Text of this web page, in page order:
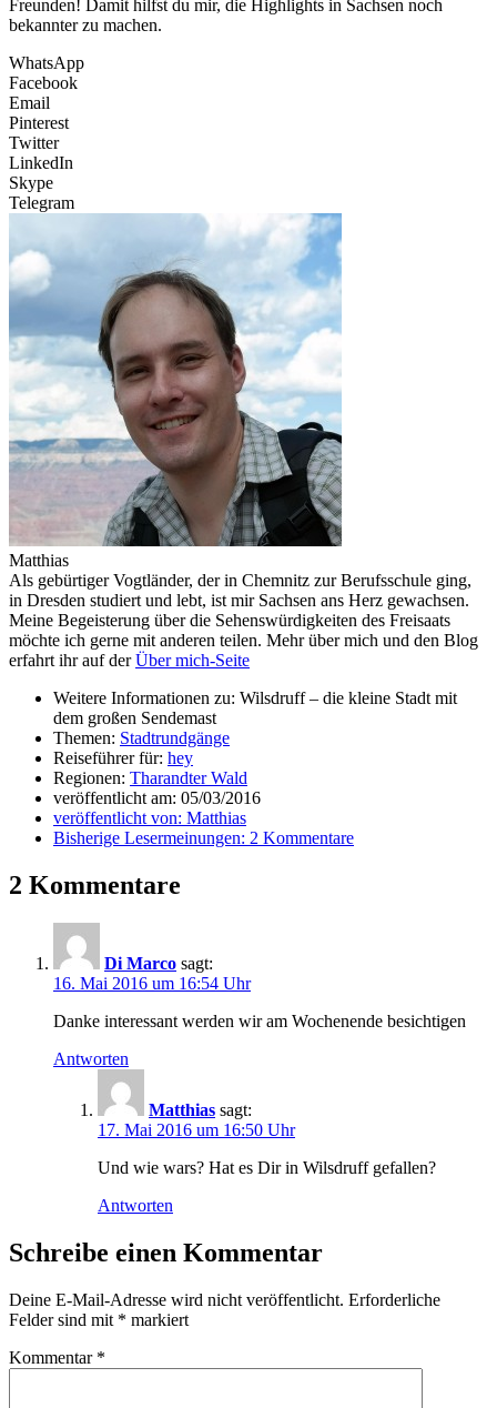
Freunden! Damit hilfst du mir, die Highlights in Sachsen noch
bekannter zu machen.
WhatsApp
Facebook
Email
Pinterest
Twitter
LinkedIn
Skype
Telegram
Matthias
Als gebürtiger Vogtländer, der in Chemnitz zur Berufsschule ging,
in Dresden studiert und lebt, ist mir Sachsen ans Herz gewachsen.
Meine Begeisterung über die Sehenswürdigkeiten des Freisaats
möchte ich gerne mit anderen teilen. Mehr über mich und den Blog
erfahrt ihr auf derÜber mich-Seite
Weitere Informationen zu: Wilsdruff – die kleine Stadt mit
dem großen Sendemast
Themen: Stadtrundgänge
Reiseführer für: hey
Regionen: Tharandter Wald
veröffentlicht am: 05/03/2016
veröffentlicht von: Matthias
Bisherige Lesermeinungen: 2 Kommentare
2 Kommentare
Di Marco sagt:
16. Mai 2016 um 16:54 Uhr
Danke interessant werden wir am Wochenende besichtigen
Antworten
Matthias sagt:
17. Mai 2016 um 16:50 Uhr
Und wie wars? Hat es Dir in Wilsdruff gefallen?
Antworten
Schreibe einen Kommentar
Deine E-Mail-Adresse wird nicht veröffentlicht. Erforderliche
Felder sind mit * markiert
Kommentar *